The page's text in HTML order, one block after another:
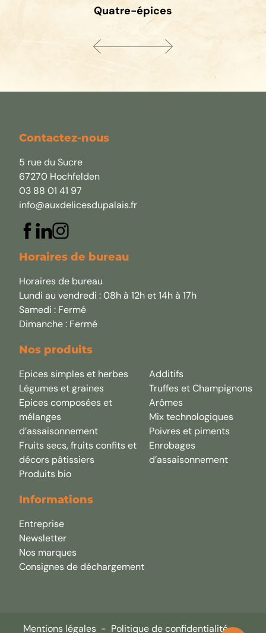
Quatre-épices
Contactez-nous
5 rue du Sucre
67270 Hochfelden
03 88 01 41 97
info@auxdelicesdupalais.fr
Horaires de bureau
Horaires de bureau
Lundi au vendredi : 08h à 12h et 14h à 17h
Samedi : Fermé
Dimanche : Fermé
Nos produits
Epices simples et herbes
Légumes et graines
Epices composées et
mélanges
d’assaisonnement
Fruits secs, fruits confits et
décors pâtissiers
Produits bio
Additifs
Truffes et Champignons
Arômes
Mix technologiques
Poivres et piments
Enrobages
d’assaisonnement
Informations
Entreprise
Newsletter
Nos marques
Consignes de déchargement
Mentions légales - Politique de confidentialité -